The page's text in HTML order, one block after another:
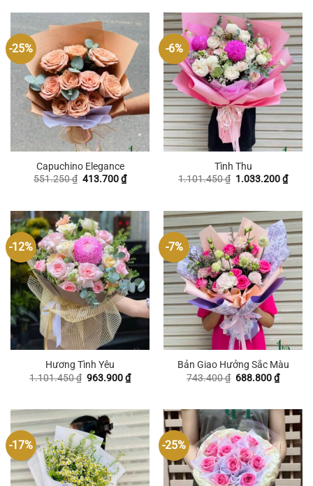
688.800 ₫.
-25%
Capuchino Elegance
551.250₫ Giá
413.700₫Giá
hiện
413.700 ₫.
-6%
Tình Thu
1.101.450₫ Giá
1.033.200₫Giá
hiện
-12%
Hương Tình Yêu
1.101.450₫ Giá
963.900₫Giá
hiện
963.900 ₫.
-7%
Bản Giao Hưởng Sắc Màu
743.400₫ Giá
688.800₫Giá
hiện
-17% -25%